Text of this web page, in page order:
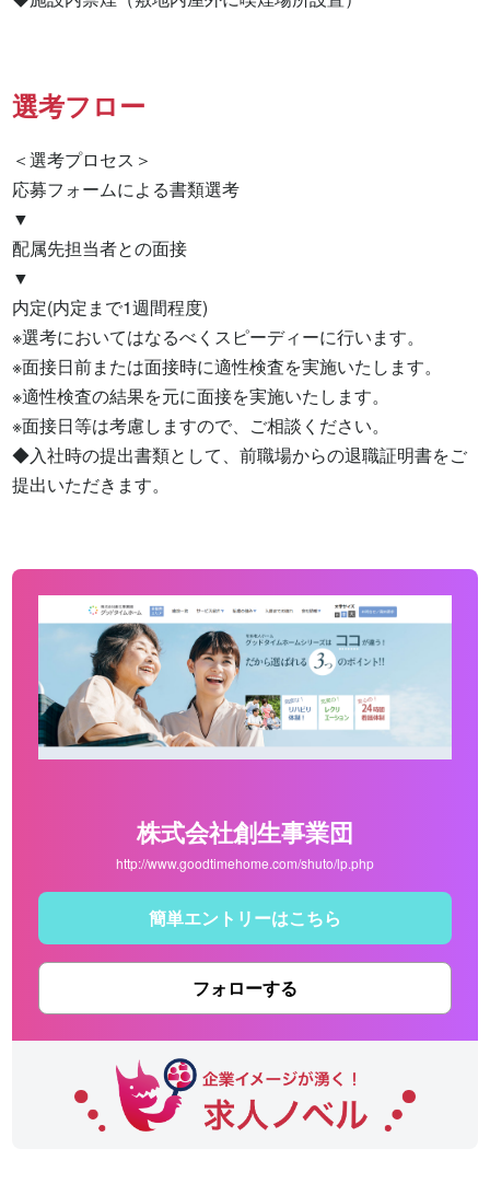
選考フロー
＜選考プロセス＞
応募フォームによる書類選考
▼
配属先担当者との面接
▼
内定(内定まで1週間程度)
※選考においてはなるべくスピーディーに行います。
※面接日前または面接時に適性検査を実施いたします。
※適性検査の結果を元に面接を実施いたします。
※面接日等は考慮しますので、ご相談ください。
◆入社時の提出書類として、前職場からの退職証明書をご
提出いただきます。
株式会社創生事業団
http://www.goodtimehome.com/shuto/lp.php
簡単エントリーはこちら
フォローする